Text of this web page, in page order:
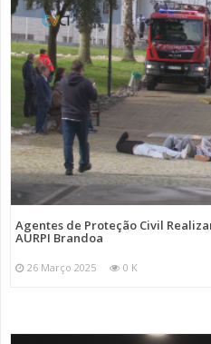
Agentes de Proteção Civil
AURPI Brandoa
26 Março 2025 0 K